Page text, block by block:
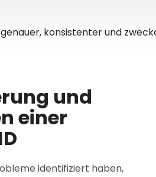
konsistenter und
und
einer
identifiziert haben,